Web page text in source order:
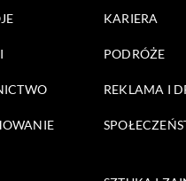
KARIERA
PODRÓŻE
REKLAMA I